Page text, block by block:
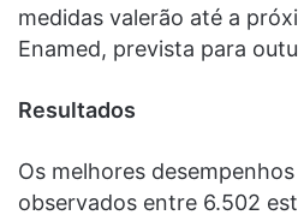
medidas valerão até a
Enamed, prevista para
Resultados
Os melhores
observados entre 6.502